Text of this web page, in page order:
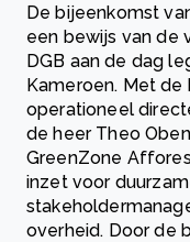
De bijeenkomst
een bewijs van de
DGB aan de dag
Kameroen. Met de
operationeel
de heer Theo
GreenZone
inzet voor
overheid. Door de